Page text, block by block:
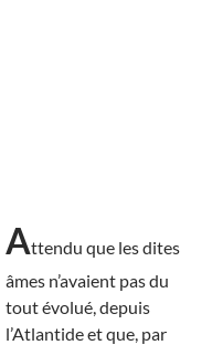
Attendu que les dites
âmes n’avaient pas du
tout évolué, depuis
l’Atlantide et que, par